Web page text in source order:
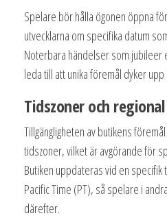
Spelare bör hålla ögonen öppna
utvecklarna om specifika datum
Noterbara händelser som jubileer
leda till att unika föremål dyker upp
Tidszoner och
Tillgängligheten av butikens
tidszoner, vilket är avgörande för
Butiken uppdateras vid en specifik
Pacific Time (PT), så spelare i
därefter.